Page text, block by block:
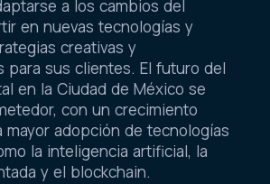
a los cambios del
en nuevas tecnologías y
creativas y
para sus clientes. El futuro del
en la Ciudad de México se
con un crecimiento
mayor adopción de tecnologías
la inteligencia artificial, la
y el blockchain.